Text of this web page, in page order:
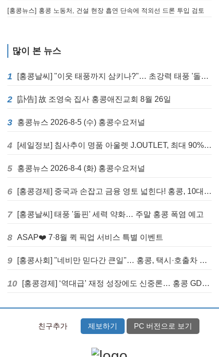
[홍콩뉴스] 홍콩 노동처, 건설 현장 흡연 단속에 적외선 드론 투입 검토
많이 본 뉴스
1 [홍콩날씨] "이웃 태풍까지 삼키나?"… 초강력 태풍 '돌핀' 세력 재확장
2 [訃告] 故 조영숙 집사 홍콩애진교회 8월 26일
3 홍콩뉴스 2026-8-5 (수) 홍콩수요저널
4 [세일정보] 침사추이 명품 아울렛 J.OUTLET, 최대 90% 빅 세일 진행
5 홍콩뉴스 2026-8-4 (화) 홍콩수요저널
6 [홍콩경제] 중국과 손잡고 금융 영토 넓힌다! 홍콩, 10대 신규 정책 발표
7 [홍콩날씨] 태풍 '돌핀' 세력 약화… 주말 홍콩 폭염 예고
8 ASAP❤️ 7·8월 퀵 픽업 서비스 특별 이벤트
9 [홍콩사회] "네비만 믿다간 큰일"… 홍콩, 택시·호출차 통합 시험 도입하며 규제 본격화
10 [홍콩경제] ‘역대급’ 재정 성장에도 신중론… 홍콩 GDP 전망 상향 속 “지정학적 리스크 경계”
친구추가 제보하기 PC 버전으로 보기